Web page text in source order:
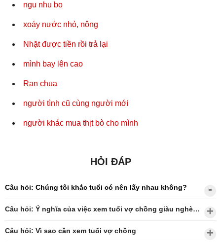
ngu nhu bo
xoáy nước nhỏ, nông
Nhặt được tiền rồi trả lại
mình bay lên cao
Ran chua
người tình cũ cùng người mới
người khác mua thịt bò cho mình
HỎI ĐÁP
Câu hỏi: Chúng tôi khắc tuổi có nên lấy nhau không?
Câu hỏi: Ý nghĩa của việc xem tuổi vợ chồng giàu nghèo?
Câu hỏi: Vì sao cần xem tuổi vợ chồng